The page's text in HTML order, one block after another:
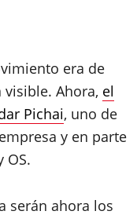
era de
visible. Ahora, el
Pichai, uno de
y en parte
OS.
serán ahora los